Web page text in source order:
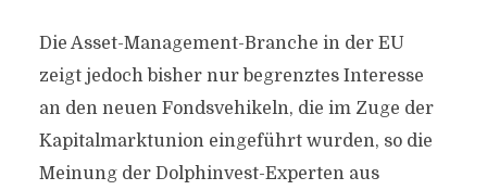
Die Asset-Management-Branche in der EU
zeigt jedoch bisher nur begrenztes Interesse
an den neuen Fondsvehikeln, die im Zuge der
Kapitalmarktunion eingeführt wurden, so die
Meinung der Dolphinvest-Experten aus